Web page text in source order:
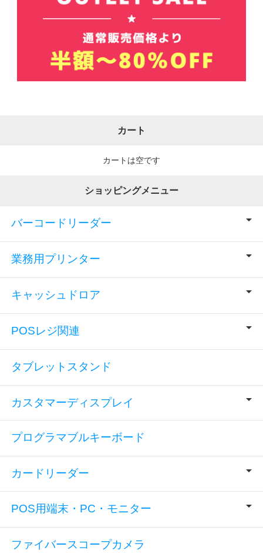
カート
カートは空です
ショッピングメニュー
バーコードリーダー
業務用プリンター
キャッシュドロア
POSレジ関連
タブレットスタンド
カスタマーディスプレイ
プログラマブルキーボード
カードリーダー
POS用端末・PC・モニター
ファイバースコープカメラ